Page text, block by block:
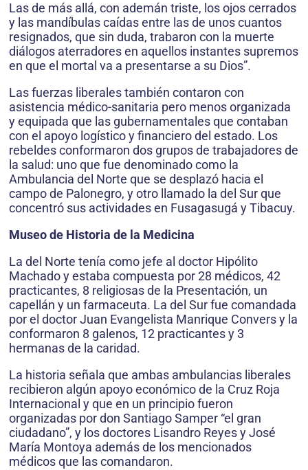
Las de más allá, con ademán triste, los ojos cerrados
y las mandíbulas caídas entre las de unos cuantos
resignados, que sin duda, trabaron con la muerte
diálogos aterradores en aquellos instantes supremos
en que el mortal va a presentarse a su Dios”.
Las fuerzas liberales también contaron con
asistencia médico-sanitaria pero menos organizada
y equipada que las gubernamentales que contaban
con el apoyo logístico y financiero del estado. Los
rebeldes conformaron dos grupos de trabajadores de
la salud: uno que fue denominado como la
Ambulancia del Norte que se desplazó hacia el
campo de Palonegro, y otro llamado la del Sur que
concentró sus actividades en Fusagasugá y Tibacuy.
Museo de Historia de la Medicina
La del Norte tenía como jefe al doctor Hipólito
Machado y estaba compuesta por 28 médicos, 42
practicantes, 8 religiosas de la Presentación, un
capellán y un farmaceuta. La del Sur fue comandada
por el doctor Juan Evangelista Manrique Convers y la
conformaron 8 galenos, 12 practicantes y 3
hermanas de la caridad.
La historia señala que ambas ambulancias liberales
recibieron algún apoyo económico de la Cruz Roja
Internacional y que en un principio fueron
organizadas por don Santiago Samper “el gran
ciudadano”, y los doctores Lisandro Reyes y José
María Montoya además de los mencionados
médicos que las comandaron.